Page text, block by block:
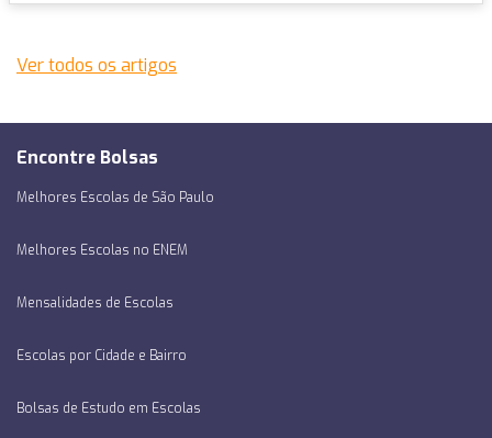
Ver todos os artigos
Encontre Bolsas
Melhores Escolas de São Paulo
Melhores Escolas no ENEM
Mensalidades de Escolas
Escolas por Cidade e Bairro
Bolsas de Estudo em Escolas